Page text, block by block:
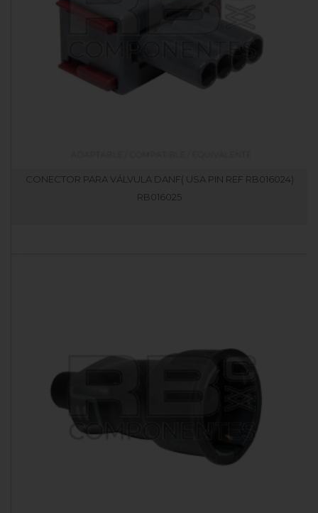
CONECTOR PARA VÁLVULA DANF( USA PIN REF RB016024)
RB016025